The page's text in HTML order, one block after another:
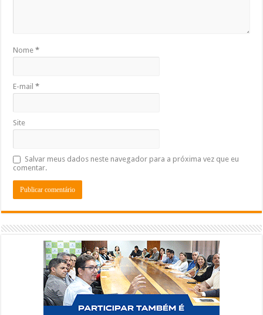
Nome*
E-mail*
Site
Salvar meus dados neste navegador para a próxima vez que eu
comentar.